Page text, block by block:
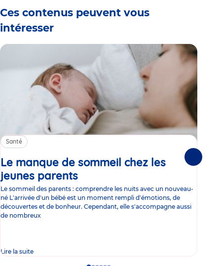
Ces contenus peuvent vous
intéresser
Santé
Le manque de sommeil chez les
jeunes parents
Le sommeil des parents : comprendre les nuits avec un nouveau-
né L'arrivée d'un bébé est un moment rempli d'émotions, de
découvertes et de bonheur. Cependant, elle s'accompagne aussi
de nombreux
Lire la suite